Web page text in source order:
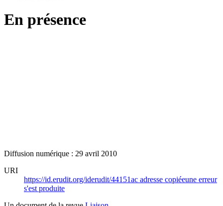
En présence
Diffusion numérique : 29 avril 2010
URI
https://id.erudit.org/iderudit/44151ac adresse copiéeune erreur
s'est produite